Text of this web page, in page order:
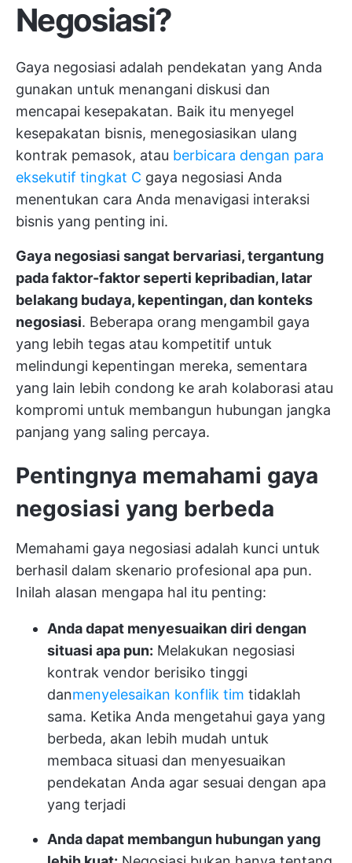
Negosiasi?
Gaya negosiasi adalah pendekatan yang Anda
gunakan untuk menangani diskusi dan
mencapai kesepakatan. Baik itu menyegel
kesepakatan bisnis, menegosiasikan ulang
kontrak pemasok, atau berbicara dengan para
eksekutif tingkat C gaya negosiasi Anda
menentukan cara Anda menavigasi interaksi
bisnis yang penting ini.
Gaya negosiasi sangat bervariasi, tergantung
pada faktor-faktor seperti kepribadian, latar
belakang budaya, kepentingan, dan konteks
negosiasi. Beberapa orang mengambil gaya
yang lebih tegas atau kompetitif untuk
melindungi kepentingan mereka, sementara
yang lain lebih condong ke arah kolaborasi atau
kompromi untuk membangun hubungan jangka
panjang yang saling percaya.
Pentingnya memahami gaya
negosiasi yang berbeda
Memahami gaya negosiasi adalah kunci untuk
berhasil dalam skenario profesional apa pun.
Inilah alasan mengapa hal itu penting:
Anda dapat menyesuaikan diri dengan
situasi apa pun: Melakukan negosiasi
kontrak vendor berisiko tinggi
danmenyelesaikan konflik tim tidaklah
sama. Ketika Anda mengetahui gaya yang
berbeda, akan lebih mudah untuk
membaca situasi dan menyesuaikan
pendekatan Anda agar sesuai dengan apa
yang terjadi
Anda dapat membangun hubungan yang